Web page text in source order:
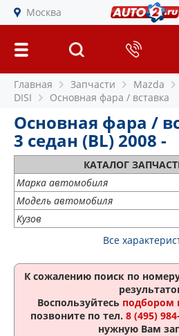
Москва
Главная Запчасти Mazda
DISI
Основная фара / вставка
Основная фара /
3 седан (BL) 2008 -
КАТАЛОГ
Марка автомобиля
Модель автомобиля
Кузов
Все
К сожалению поиск по
Воспользуйтесь подбором
позвоните по тел. 8 (495)
нужную Вам